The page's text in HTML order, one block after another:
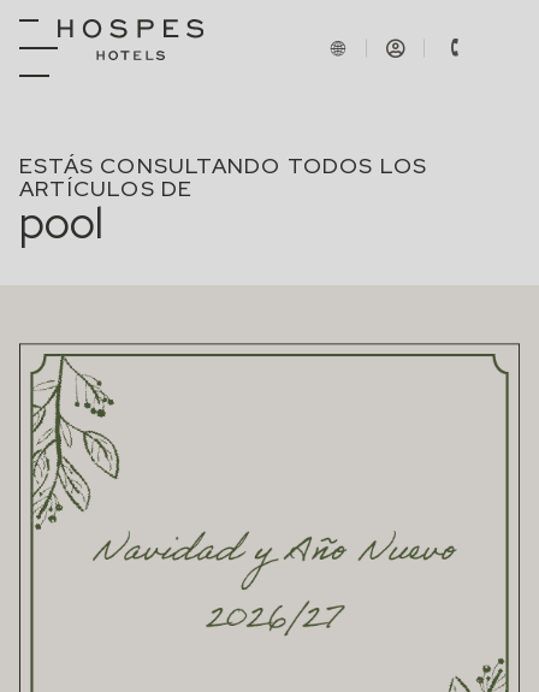
ESTÁS CONSULTANDO TODOS LOS
ARTÍCULOS DE
pool